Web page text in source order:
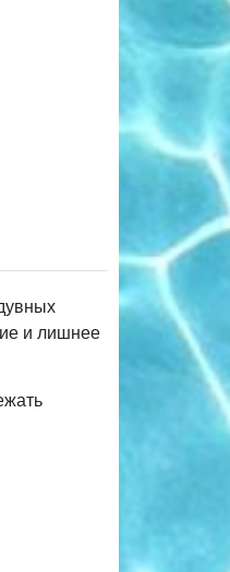
и лишнее